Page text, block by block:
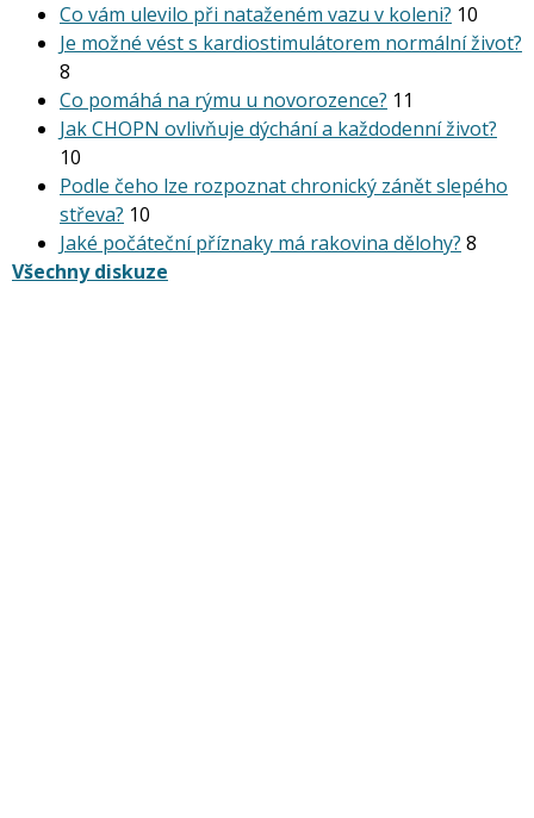
Co vám ulevilo při nataženém vazu v koleni? 10
Je možné vést s kardiostimu­látorem normální život?
8
Co pomáhá na rýmu u novorozence? 11
Jak CHOPN ovlivňuje dýchání a každodenní život?
10
Podle čeho lze rozpoznat chronický zánět slepého
střeva? 10
Jaké počáteční příznaky má rakovina dělohy? 8
Všechny diskuze